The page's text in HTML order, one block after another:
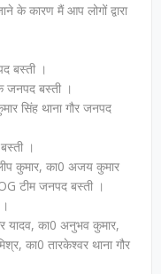
के कारण मैं आप लोगों द्वारा
बस्ती ।
जनपद बस्ती ।
सिंह थाना गौर जनपद
।
कुमार, का0 अजय कुमार
टीम जनपद बस्ती ।
यादव, का0 अनुभव कुमार,
का0 तारकेश्वर थाना गौर